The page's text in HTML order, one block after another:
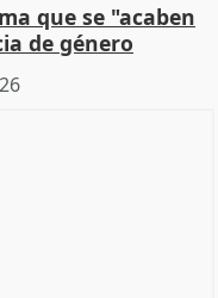
que se "acaben
de género